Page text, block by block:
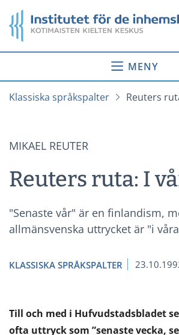
till
innehåll
Startsida
MENY
Klassiska språkspalter Reuters
MIKAEL REUTER
Reuters ruta: I
"Senaste vår" är en finlandism,
allmänsvenska uttrycket är "i
KLASSISKA SPRÅKSPALTER
Till och med i Hufvudstadsbladet
ofta uttryck som ”senaste vecka,